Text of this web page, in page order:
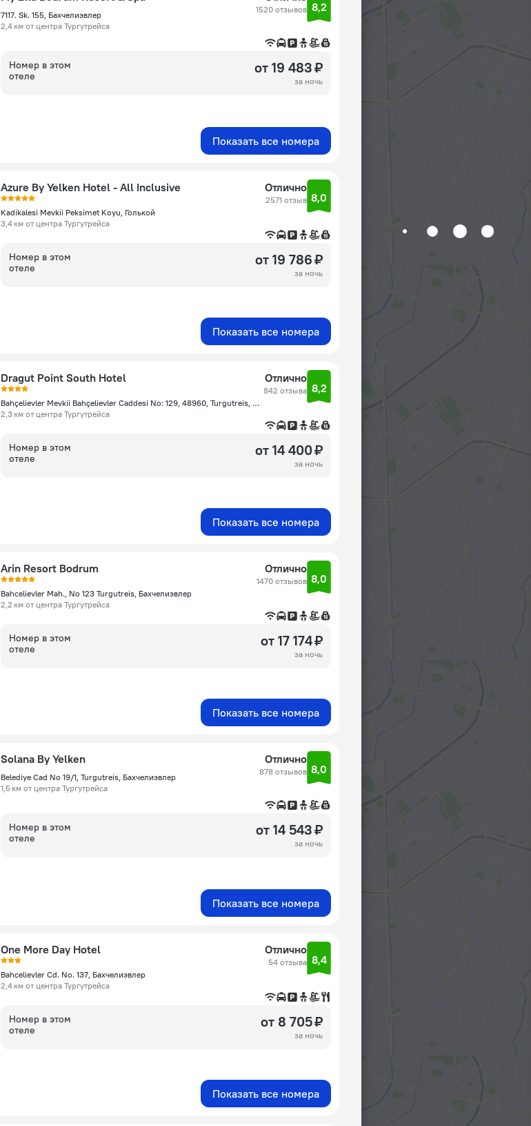
7117. Sk. 155, Бахчелиэвлер
2,4 км от центра Тургутрейса
1520 отзывов 8,2
Номер в этом
отеле
от 19 483 ₽
за ночь
Показать все номера
Azure By Yelken Hotel - All Inclusive
Kadikalesi Mevkii Peksimet Koyu, Голькой
3,4 км от центра Тургутрейса
Отлично
2571 отзыв 8,0
Номер в этом
отеле
от 19 786 ₽
за ночь
Показать все номера
Dragut Point South Hotel
Bahçelievler Mevkii Bahçelievler Caddesi No: 129, 48960, Turgutreis, Bodrum, Muğla, Бахчелиэвлер
2,3 км от центра Тургутрейса
Отлично
842 отзыва 8,2
Номер в этом
отеле
от 14 400 ₽
за ночь
Показать все номера
Arin Resort Bodrum
Bahcelievler Mah., No 123 Turgutreis, Бахчелиэвлер
2,2 км от центра Тургутрейса
Отлично
1470 отзывов 8,0
Номер в этом
отеле
от 17 174 ₽
за ночь
Показать все номера
Solana By Yelken
Belediye Cad No 19/1, Turgutreis, Бахчелиэвлер
1,5 км от центра Тургутрейса
Отлично
878 отзывов 8,0
Номер в этом
отеле
от 14 543 ₽
за ночь
Показать все номера
One More Day Hotel
Bahcelievler Cd. No. 137, Бахчелиэвлер
2,4 км от центра Тургутрейса
Отлично
54 отзыва 8,4
Номер в этом
отеле
от 8 705 ₽
за ночь
Показать все номера